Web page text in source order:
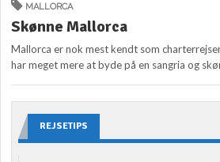
MALLORCA
Skønne Mallorca
Mallorca er nok mest kendt som
har meget mere at byde på en sangria og
REJSETIPS